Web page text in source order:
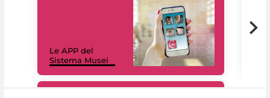
Le APP del
Sistema Musei